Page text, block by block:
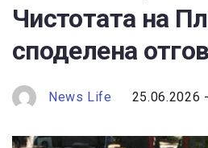
Чистотата на
споделена
News Life 25.06.2026